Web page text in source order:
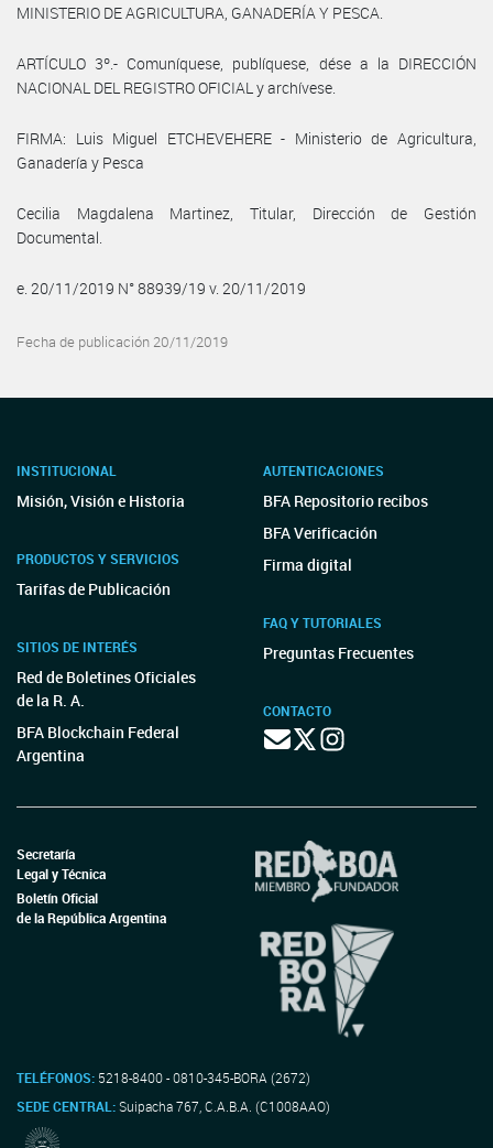
MINISTERIO DE AGRICULTURA, GANADERÍA Y PESCA.
ARTÍCULO 3º.- Comuníquese, publíquese, dése a la DIRECCIÓN
NACIONAL DEL REGISTRO OFICIAL y archívese.
FIRMA: Luis Miguel ETCHEVEHERE - Ministerio de Agricultura,
Ganadería y Pesca
Cecilia Magdalena Martinez, Titular, Dirección de Gestión
Documental.
e. 20/11/2019 N° 88939/19 v. 20/11/2019
Fecha de publicación 20/11/2019
INSTITUCIONAL
Misión, Visión e Historia
PRODUCTOS Y SERVICIOS
Tarifas de Publicación
SITIOS DE INTERÉS
Red de Boletines Oficiales
de la R. A.
BFA Blockchain Federal
Argentina
AUTENTICACIONES
BFA Repositorio recibos
BFA Verificación
Firma digital
FAQ Y TUTORIALES
Preguntas Frecuentes
CONTACTO
Secretaría
Legal y Técnica
Boletín Oficial
de la República Argentina
TELÉFONOS: 5218-8400 - 0810-345-BORA (2672)
SEDE CENTRAL:Suipacha 767, C.A.B.A. (C1008AAO)